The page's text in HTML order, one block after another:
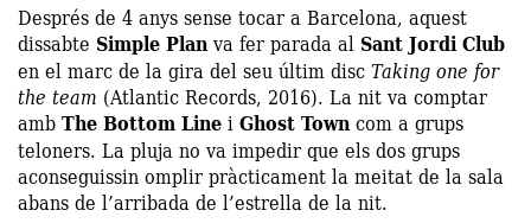
Després de 4 anys sense tocar a Barcelona, aquest
dissabte Simple Planva fer parada al Sant Jordi Club
en el marc de la gira del seu últim discTaking one for
the team (Atlantic Records, 2016). La nit va comptar
ambThe Bottom LineiGhost Towncom a grups
teloners. La pluja no va impedir que els dos grups
aconseguissin omplir pràcticament la meitat de la sala
abans de l’arribada de l’estrella de la nit.